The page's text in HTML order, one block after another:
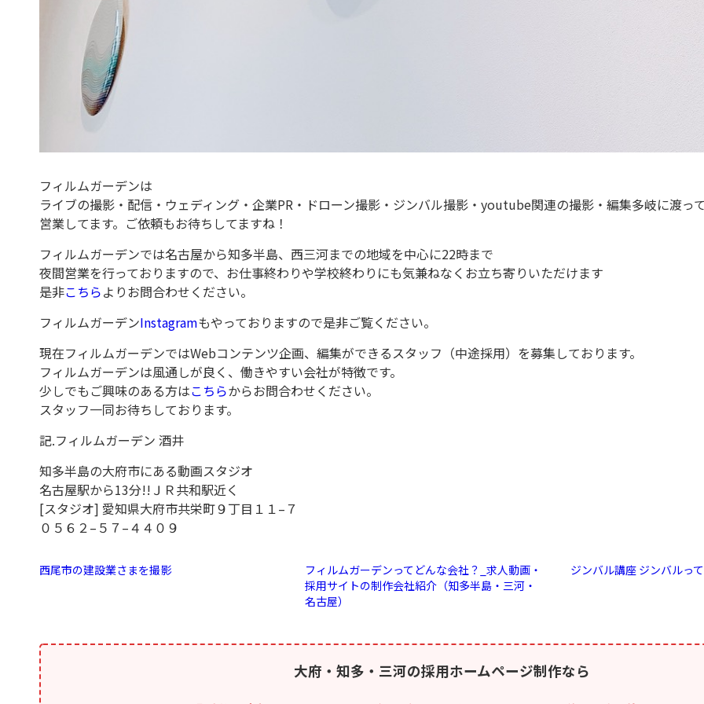
フィルムガーデンは
ライブの撮影・配信・ウェディング・企業PR・ドローン撮影・ジンバル撮影・youtube関連の撮影・編集多岐に渡っ
営業してます。ご依頼もお待ちしてますね！
フィルムガーデンでは名古屋から知多半島、西三河までの地域を中心に22時まで
夜間営業を行っておりますので、お仕事終わりや学校終わりにも気兼ねなくお立ち寄りいただけます
是非こちらよりお問合わせください。
フィルムガーデンInstagramもやっておりますので是非ご覧ください。
現在フィルムガーデンではWebコンテンツ企画、編集ができるスタッフ（中途採用）を募集しております。
フィルムガーデンは風通しが良く、働きやすい会社が特徴です。
少しでもご興味のある方はこちらからお問合わせください。
スタッフ一同お待ちしております。
記.フィルムガーデン 酒井
知多半島の大府市にある動画スタジオ
名古屋駅から13分!! ＪＲ共和駅近く
[スタジオ] 愛知県大府市共栄町９丁目１１–７
０５６２– ５７–４４０９
西尾市の建設業さまを撮影
フィルムガーデンってどんな会社？_求人動画・
採用サイトの制作会社紹介（知多半島・三河・
名古屋）
ジンバル講座 ジンバルっ
大府・知多・三河の採用ホームページ制作なら